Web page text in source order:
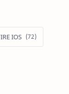
IOS